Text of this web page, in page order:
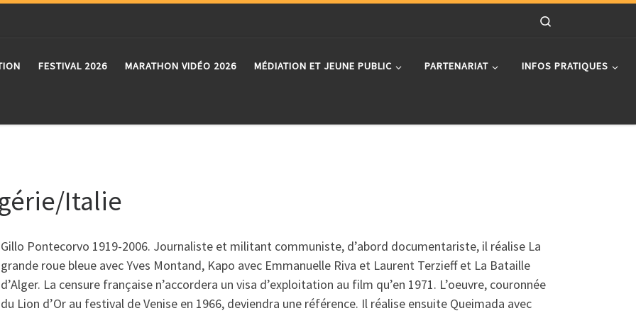
FESTIVAL 2026 MARATHON VIDÉO 2026 MÉDIATION ET JEUNE PUBLIC PARTENARIAT INFOS PRATIQUES
Italie
Gillo Pontecorvo 1919-2006. Journaliste et militant communiste, d’abord documentariste, il réalise La
grande roue bleue avec Yves Montand, Kapo avec Emmanuelle Riva et Laurent Terzieff et La Bataille
d’Alger. La censure française n’accordera un visa d’exploitation au film qu’en 1971. L’oeuvre, couronnée
du Lion d’Or au festival de Venise en 1966, deviendra une référence. Il réalise ensuite Queimada avec